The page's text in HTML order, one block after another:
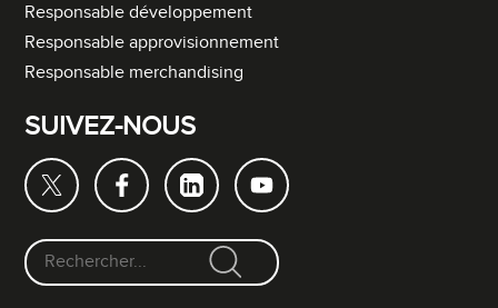
Responsable développement
Responsable approvisionnement
Responsable merchandising
SUIVEZ-NOUS
F